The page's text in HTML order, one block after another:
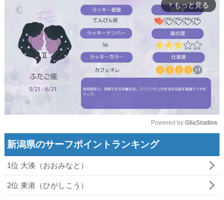
arrow_forward_ios もっと見る
Powered by GliaStudios
新潟県のサーフポイントランキング
1位 大湊（おおみなと）
2位 東港（ひがしこう）